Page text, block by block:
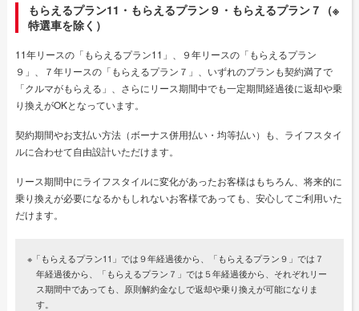
もらえるプラン11・もらえるプラン９・もらえるプラン７（※
特選車を除く）
11年リースの「もらえるプラン11」、９年リースの「もらえるプラン
９」、７年リースの「もらえるプラン７」、いずれのプランも契約満了で
「クルマがもらえる」、さらにリース期間中でも一定期間経過後に返却や乗
り換えがOKとなっています。
契約期間やお支払い方法（ボーナス併用払い・均等払い）も、ライフスタイ
ルに合わせて自由設計いただけます。
リース期間中にライフスタイルに変化があったお客様はもちろん、将来的に
乗り換えが必要になるかもしれないお客様であっても、安心してご利用いた
だけます。
※「もらえるプラン11」では９年経過後から、「もらえるプラン９」では７
年経過後から、「もらえるプラン７」では５年経過後から、それぞれリー
ス期間中であっても、原則解約金なしで返却や乗り換えが可能になりま
す。